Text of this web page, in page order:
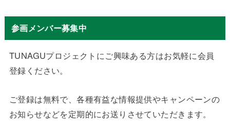
参画メンバー募集中
TUNAGUプロジェクトにご興味ある方はお気軽に会員
登録ください。
ご登録は無料で、各種有益な情報提供やキャンペーンの
お知らせなどを定期的にお送りさせていただきます。